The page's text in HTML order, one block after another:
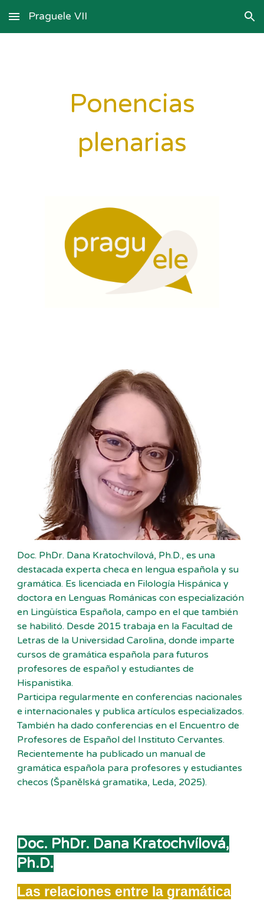
Skip to main content Skip to navigation
Praguele VII
Ponencias
plenarias
Doc. PhDr. Dana Kratochvílová, Ph.D., es una
destacada experta checa en lengua española y su
gramática. Es licenciada en Filología Hispánica y
doctora en Lenguas Románicas con especialización
en Lingüística Española, campo en el que también
se habilitó. Desde 2015 trabaja en la Facultad de
Letras de la Universidad Carolina, donde imparte
cursos de gramática española para futuros
profesores de español y estudiantes de
Hispanistika.
Participa regularmente en conferencias nacionales
e internacionales y publica artículos especializados.
También ha dado conferencias en el Encuentro de
Profesores de Español del Instituto Cervantes.
Recientemente ha publicado un manual de
gramática española para profesores y estudiantes
checos (Španělská gramatika, Leda, 2025).
Doc. PhDr. Dana Kratochvílová,
Ph.D.
Las relaciones entre la gramática